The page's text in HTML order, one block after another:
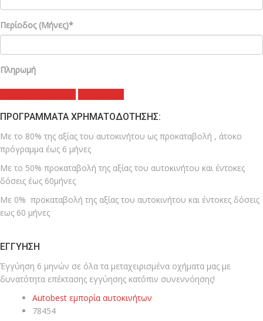
Περίοδος (Μήνες)*
Πληρωμή
ΠΡΟΓΡΆΜΜΑΤΑ ΧΡΗΜΑΤΟΔΌΤΗΣΗΣ:
Με το 80% της αξίας του αυτοκινήτου ως προκαταβολή , άτοκο
πρόγραμμα έως 6 μήνες
Με το 50% προκαταβολή της αξίας του αυτοκινήτου και έντοκες
δόσεις έως 60μήνες
Με 0% προκαταβολή της αξίας του αυτοκινήτου και έντοκες δόσεις
εως 60 μήνες
ΕΓΓΎΗΣΗ
Έγγύηση 6 μηνών σε όλα τα μεταχειρισμένα οχήματα μας με
δυνατότητα επέκτασης εγγύησης κατόπιν συνεννόησης!
Autobest εμπορία αυτοκινήτων
78454